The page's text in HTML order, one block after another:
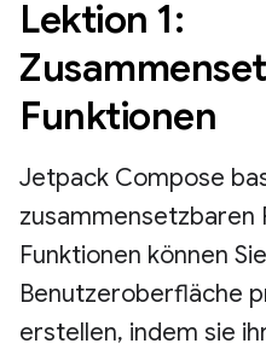
Lektion 1:
Funktionen
Jetpack Compose
zusammensetzbaren
Funktionen können
Benutzeroberfläche
erstellen, indem sie